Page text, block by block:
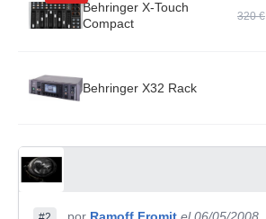
Behringer X-Touch
Compact
320 €
Behringer X32 Rack